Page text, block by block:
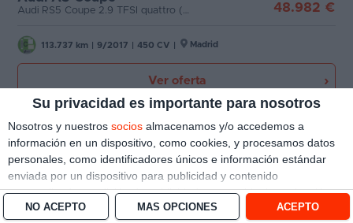
Su privacidad es importante para nosotros
Nosotros y nuestros socios almacenamos y/o accedemos a
información en un dispositivo, como cookies, y procesamos datos
personales, como identificadores únicos e información estándar
enviada por un dispositivo para publicidad y contenido
personalizado, medición de publicidad y contenido, investigación
de audiencia y desarrollo de servicios. Con su permiso, nosotros y
MÁS OPCIONES
NO ACEPTO ACEPTO
Audi RS5 Coupe 2.9 TFSI quattro (450 CV) tiptronic
48.982 €
113.737 km 9/2017 450 CV Madrid
Ver oferta